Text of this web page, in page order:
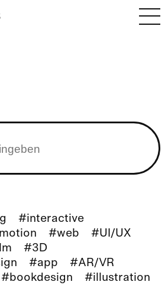
#interactive
#web
#UI/UX
#3D
#app
#AR/VR
#bookdesign
#illustration